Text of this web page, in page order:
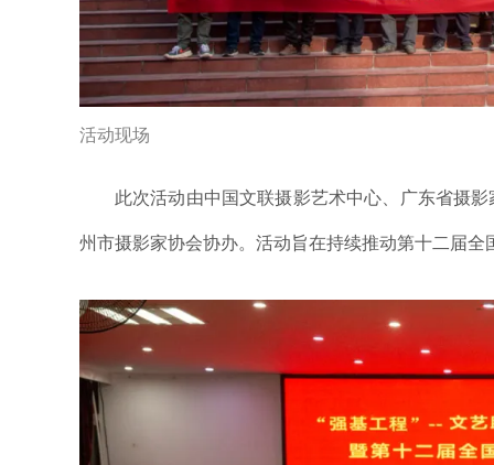
活动现场
此次活动由中国文联摄影艺术中心、广东省摄
州市摄影家协会协办。活动旨在持续推动第十二届